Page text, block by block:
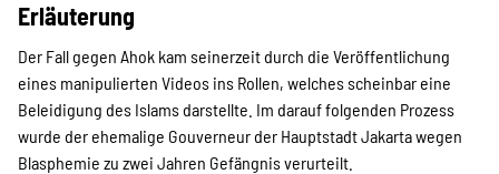
Indonesian
Suche
Erläuterung
Der Fall gegen Ahok kam seinerzeit durch die Veröffentlichung
eines manipulierten Videos ins Rollen, welches scheinbar eine
Beleidigung des Islams darstellte. Im darauf folgenden Prozess
wurde der ehemalige Gouverneur der Hauptstadt Jakarta wegen
Blasphemie zu zwei Jahren Gefängnis verurteilt.